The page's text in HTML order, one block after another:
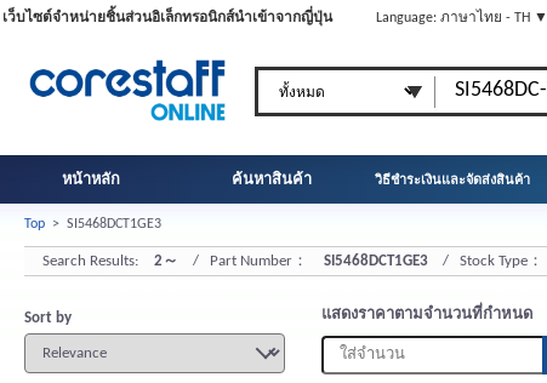
เว็บไซต์จำหน่ายชิ้นส่วนอิเล็กทรอนิกส์นำเข้าจากญี่ปุ่น Language: ภาษาไทย - TH ▼
หน้าหลัก ค้นหาสินค้า วิธีชำระเงินและจัดส่งสินค้า
Top > SI5468DCT1GE3
Search Results: 2～ / Part Number： SI5468DCT1GE3 / Stock Type：
Sort by แสดงราคาตามจำนวนที่กำหนด